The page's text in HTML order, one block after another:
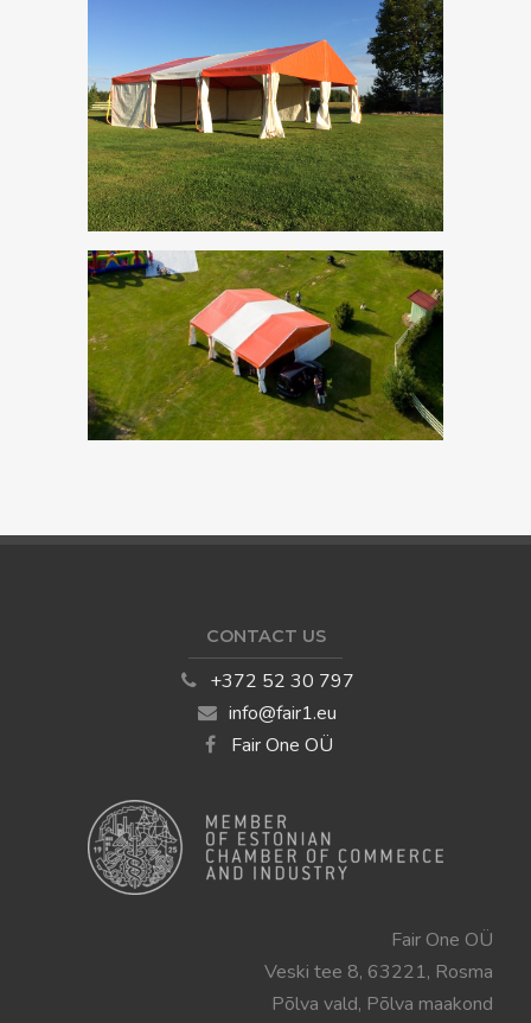
CONTACT US
+372 52 30 797
info@fair1.eu
Fair One OÜ
Fair One OÜ
Veski tee 8, 63221, Rosma
Põlva vald, Põlva maakond